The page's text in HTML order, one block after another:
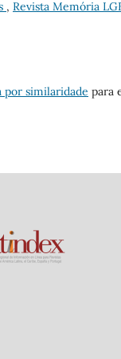
, Revista Memória
por similaridade para